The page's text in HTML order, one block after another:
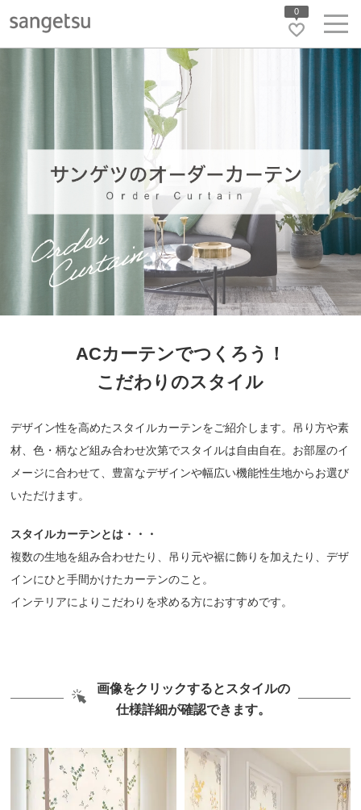
0
ACカーテンでつくろう！
こだわりのスタイル
デザイン性を高めたスタイルカーテンをご紹介します。吊り方や素
材、色・柄など組み合わせ次第でスタイルは自由自在。お部屋のイ
メージに合わせて、豊富なデザインや幅広い機能性生地からお選び
いただけます。
スタイルカーテンとは・・・
複数の生地を組み合わせたり、吊り元や裾に飾りを加えたり、デザ
インにひと手間かけたカーテンのこと。
インテリアによりこだわりを求める方におすすめです。
画像をクリックするとスタイルの
仕様詳細が確認できます。